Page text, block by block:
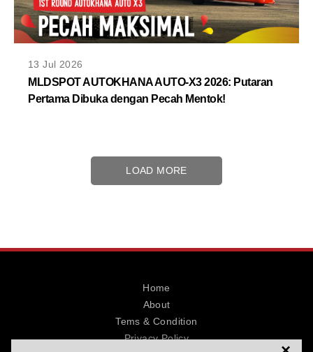
13 Jul 2026
MLDSPOT AUTOKHANA AUTO-X3 2026: Putaran
Pertama Dibuka dengan Pecah Mentok!
LOAD MORE
Home
About
Tems & Condition
Privacy Policy